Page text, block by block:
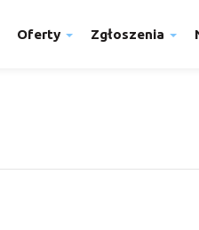
Oferty Zgłoszenia